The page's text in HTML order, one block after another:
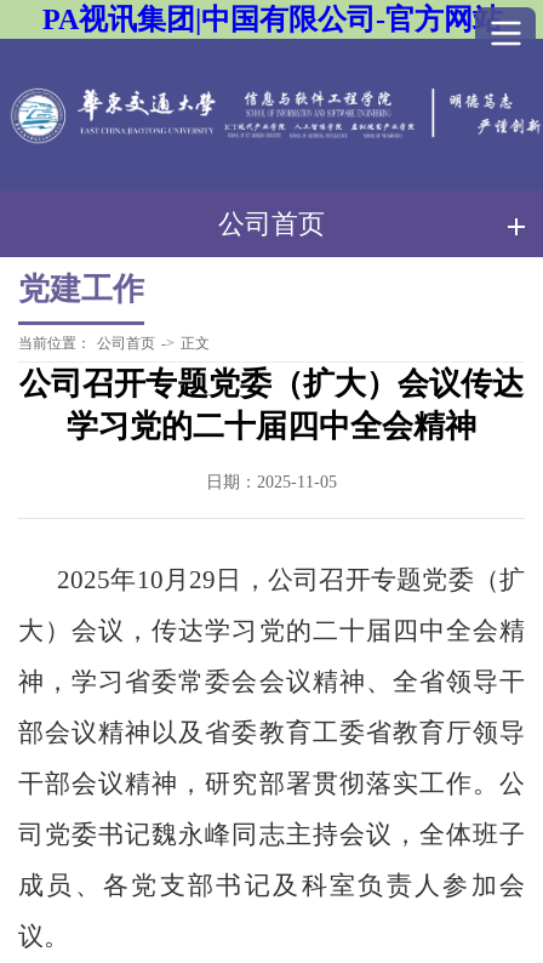
PA视讯集团|中国有限公司-官方网站
公司首页
党建工作
当前位置： 公司首页 -> 正文
公司召开专题党委（扩大）会议传达
学习党的二十届四中全会精神
日期：2025-11-05
2025年10月29日，公司召开专题党委（扩
大）会议，传达学习党的二十届四中全会精
神，学习省委常委会会议精神、全省领导干
部会议精神以及省委教育工委省教育厅领导
干部会议精神，研究部署贯彻落实工作。公
司党委书记魏永峰同志主持会议，全体班子
成员、各党支部书记及科室负责人参加会
议。